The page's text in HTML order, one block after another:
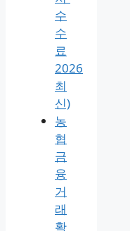
(은
행
인
터
넷
뱅
킹·
사
용
처·
수
수
료